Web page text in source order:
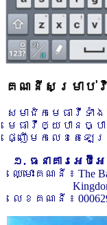
គណនីសម្រាប់វិ
សមាជិកមេធាវីទ
មេធាវីឲ្យបាន
ផ្ញើមកលេខតេឡេ
១. ធនាគារអេប៊ីអេ
ឈ្មោះគណនី ៖ The Bar
Kingdom of
លេខគណនី ៖